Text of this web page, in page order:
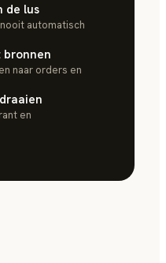
de lus
automatisch
bronnen
naar orders en
en